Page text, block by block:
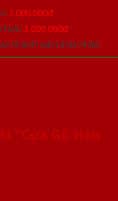
1.000.000đ
hơn 3.000.000đ
thành viên thân thiết
“Cửa Gỗ Hàn